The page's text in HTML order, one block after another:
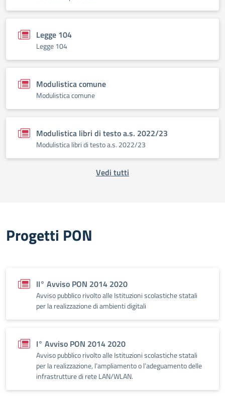
Legge 104
Legge 104
Modulistica comune
Modulistica comune
Modulistica libri di testo a.s. 2022/23
Modulistica libri di testo a.s. 2022/23
Vedi tutti
Progetti PON
II° Avviso PON 2014 2020
Avviso pubblico rivolto alle Istituzioni scolastiche statali
per la realizzazione di ambienti digitali
I° Avviso PON 2014 2020
Avviso pubblico rivolto alle Istituzioni scolastiche statali
per la realizzazione, l’ampliamento o l’adeguamento delle
infrastrutture di rete LAN/WLAN.